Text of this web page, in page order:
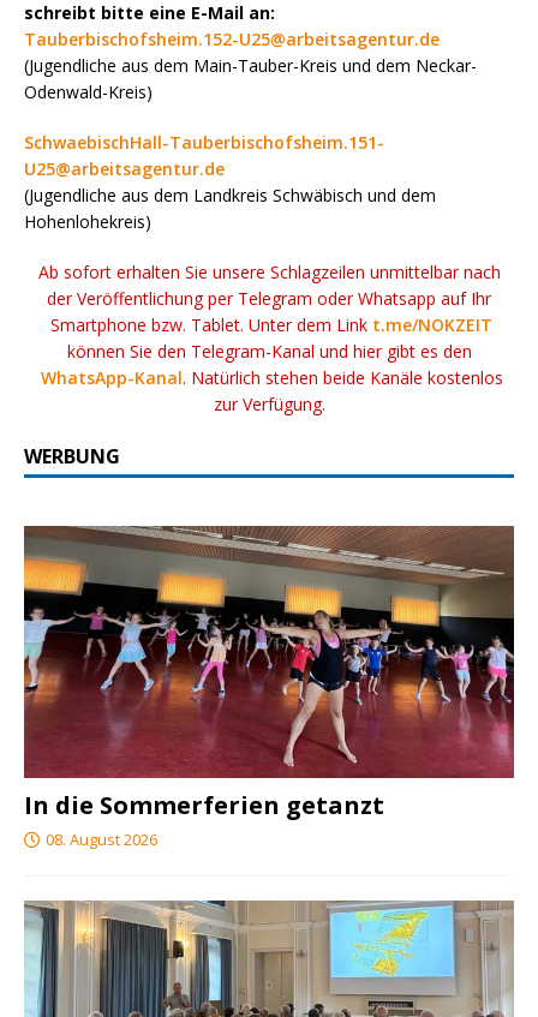
schreibt bitte eine E-Mail an:
Tauberbischofsheim.152-U25@arbeitsagentur.de
(Jugendliche aus dem Main-Tauber-Kreis und dem Neckar-
Odenwald-Kreis)
SchwaebischHall-Tauberbischofsheim.151-
U25@arbeitsagentur.de
(Jugendliche aus dem Landkreis Schwäbisch und dem
Hohenlohekreis)
Ab sofort erhalten Sie unsere Schlagzeilen unmittelbar nach
der Veröffentlichung per Telegram oder Whatsapp auf Ihr
Smartphone bzw. Tablet. Unter dem Link t.me/NOKZEIT
können Sie den Telegram-Kanal und hier gibt es den
WhatsApp-Kanal. Natürlich stehen beide Kanäle kostenlos
zur Verfügung.
WERBUNG
In die Sommerferien getanzt
08. August 2026